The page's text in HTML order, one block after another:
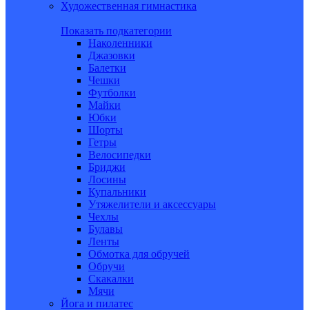
Художественная гимнастика
Показать подкатегории
Наколенники
Джазовки
Балетки
Чешки
Футболки
Майки
Юбки
Шорты
Гетры
Велосипедки
Бриджи
Лосины
Купальники
Утяжелители и аксессуары
Чехлы
Булавы
Ленты
Обмотка для обручей
Обручи
Скакалки
Мячи
Йога и пилатес